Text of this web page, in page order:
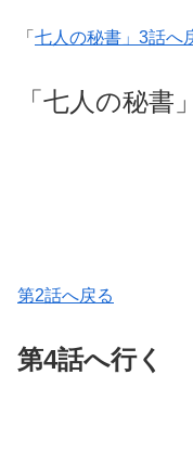
「 七人の秘書」3話へ
「七人の秘書
第2話へ戻る
第4話へ行く